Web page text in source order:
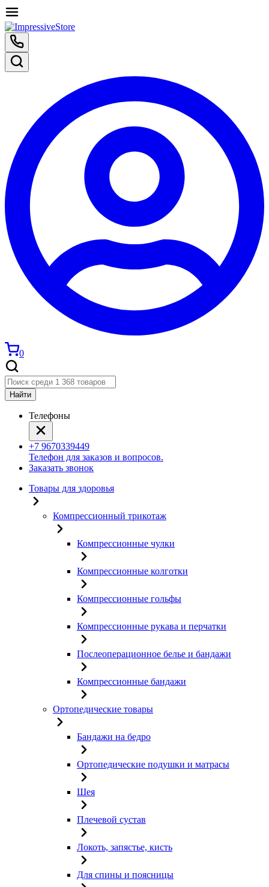
0
Найти
Телефоны
+7 9670339449
Телефон для заказов и вопросов.
Заказать звонок
Товары для здоровья
Компрессионный трикотаж
Компрессионные чулки
Компрессионные колготки
Компрессионные гольфы
Компрессионные рукава и перчатки
Послеоперационное белье и бандажи
Компрессионные бандажи
Ортопедические товары
Бандажи на бедро
Ортопедические подушки и матрасы
Шея
Плечевой сустав
Локоть, запястье, кисть
Для спины и поясницы